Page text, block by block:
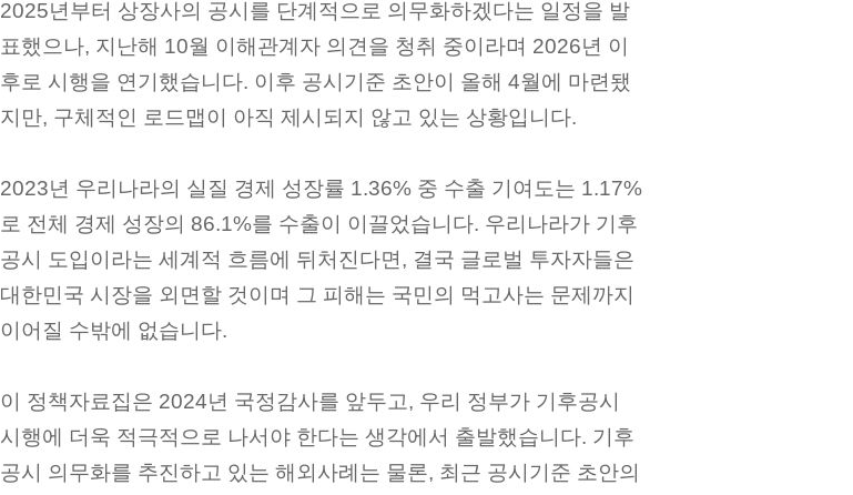
2025년부터 상장사의 공시를 단계적으로 의무화하겠다는 일정을 발
표했으나, 지난해 10월 이해관계자 의견을 청취 중이라며 2026년 이
후로 시행을 연기했습니다. 이후 공시기준 초안이 올해 4월에 마련됐
지만, 구체적인 로드맵이 아직 제시되지 않고 있는 상황입니다.
2023년 우리나라의 실질 경제 성장률 1.36% 중 수출 기여도는 1.17%
로 전체 경제 성장의 86.1%를 수출이 이끌었습니다. 우리나라가 기후
공시 도입이라는 세계적 흐름에 뒤처진다면, 결국 글로벌 투자자들은
대한민국 시장을 외면할 것이며 그 피해는 국민의 먹고사는 문제까지
이어질 수밖에 없습니다.
이 정책자료집은 2024년 국정감사를 앞두고, 우리 정부가 기후공시
시행에 더욱 적극적으로 나서야 한다는 생각에서 출발했습니다. 기후
공시 의무화를 추진하고 있는 해외사례는 물론, 최근 공시기준 초안의